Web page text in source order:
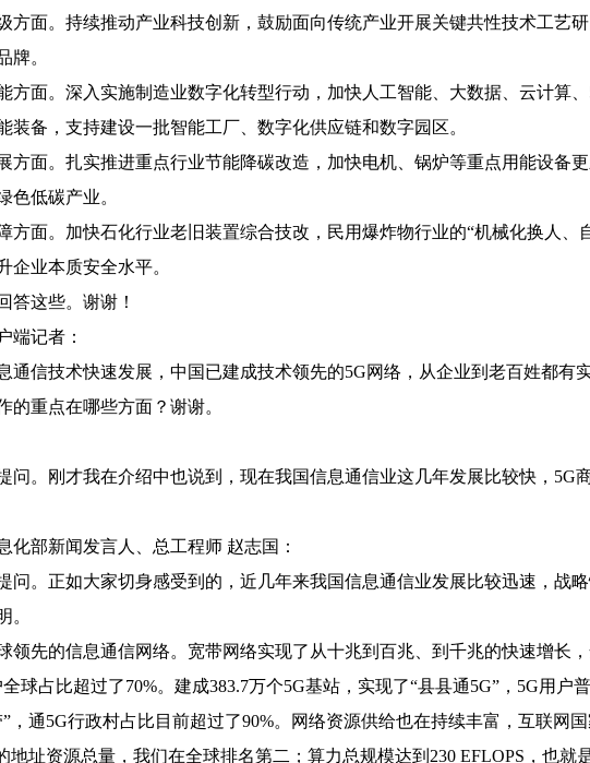
方面。持续推动产业科技创新，鼓励面向传统产业开展关键共性技术工艺
牌。
方面。深入实施制造业数字化转型行动，加快人工智能、大数据、云计算
装备，支持建设一批智能工厂、数字化供应链和数字园区。
方面。扎实推进重点行业节能降碳改造，加快电机、锅炉等重点用能设备
色低碳产业。
方面。加快石化行业老旧装置综合技改，民用爆炸物行业的“机械化换人
企业本质安全水平。
答这些。谢谢！
端记者：
通信技术快速发展，中国已建成技术领先的5G网络，从企业到老百姓都
的重点在哪些方面？谢谢。
问。刚才我在介绍中也说到，现在我国信息通信业这几年发展比较快，5G
化部新闻发言人、总工程师 赵志国：
问。正如大家切身感受到的，近几年来我国信息通信业发展比较迅速，战
。
领先的信息通信网络。宽带网络实现了从十兆到百兆、到千兆的快速增长
球占比超过了70%。建成383.7万个5G基站，实现了“县县通5G”，5G用
，通5G行政村占比目前超过了90%。网络资源供给也在持续丰富，互联网
地址资源总量，我们在全球排名第二；算力总规模达到230 EFLOPS，也就